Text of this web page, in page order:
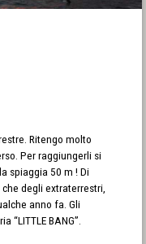
Ritengo molto
Per raggiungerli si
spiaggia 50 m ! Di
degli extraterrestri,
anno fa. Gli
BANG”.